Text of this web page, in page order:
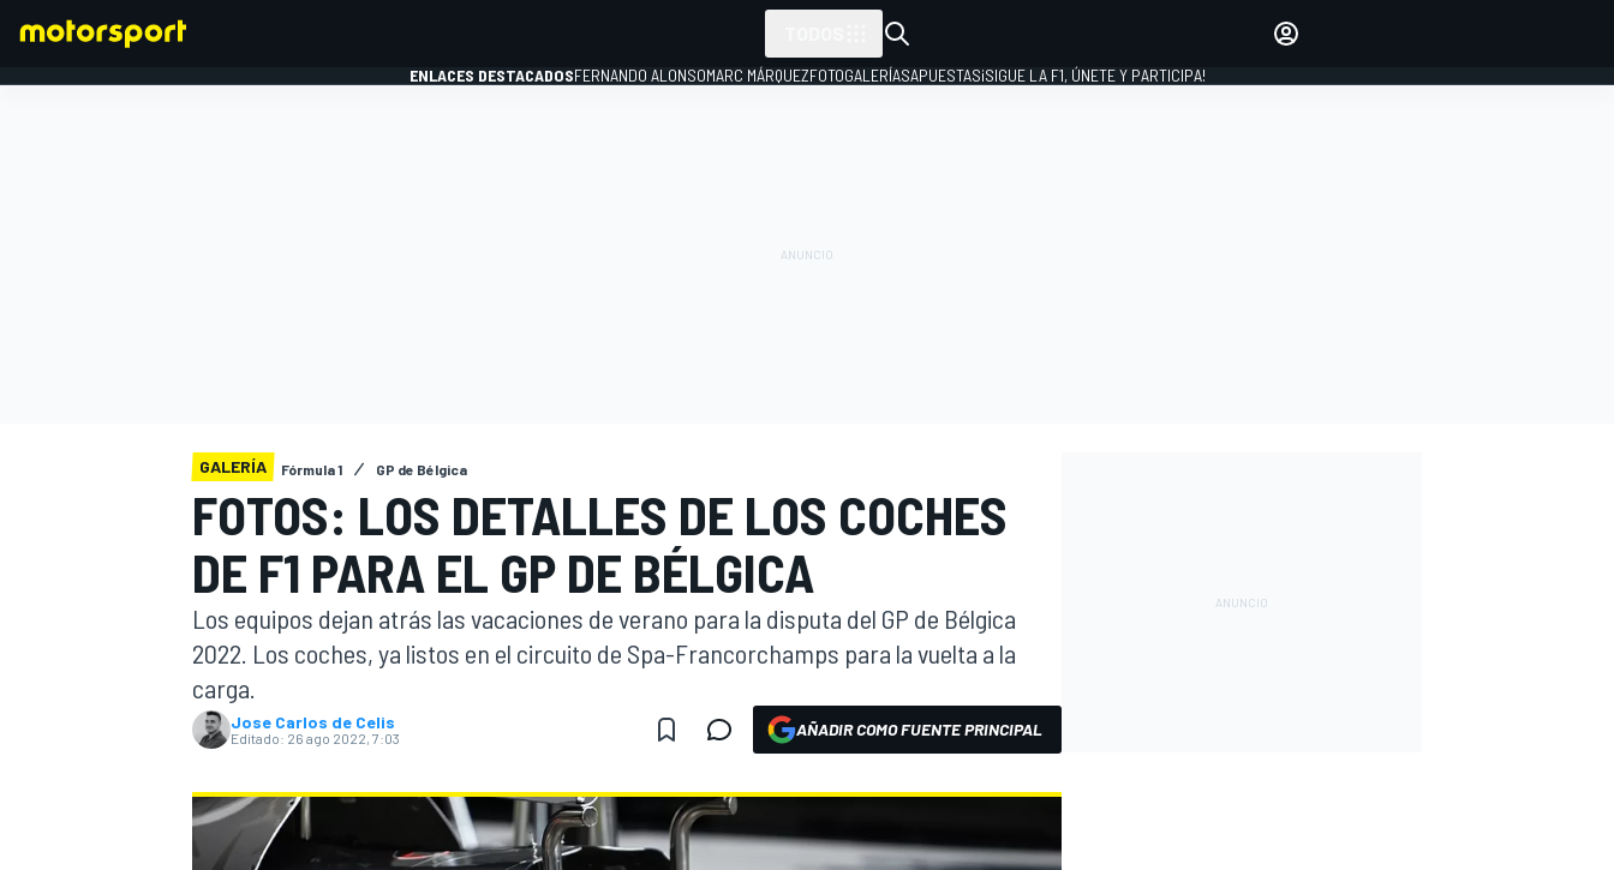
ENLACES DESTACADOSFERNANDO ALONSOMARC MÁRQUEZFOTOGALERÍASAPUESTAS¡SIGUE LA F1, ÚNETE Y PARTICIPA!
GALERÍA Fórmula 1 GP de Bélgica
FOTOS: LOS DETALLES DE LOS COCHES
DE F1 PARA EL GP DE BÉLGICA
Los equipos dejan atrás las vacaciones de verano para la disputa del GP de Bélgica
2022. Los coches, ya listos en el circuito de Spa-Francorchamps para la vuelta a la
carga.
Jose Carlos de Celis
Editado: 26 ago 2022, 7:03 AÑADIR COMO FUENTE PRINCIPAL